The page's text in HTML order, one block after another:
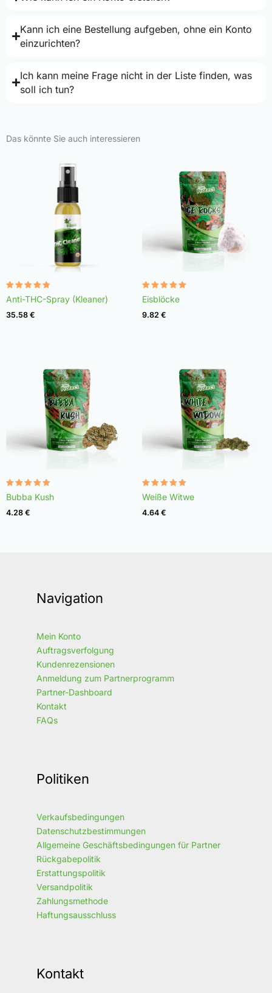
Kann ich eine Bestellung aufgeben, ohne ein Konto
einzurichten?
Ich kann meine Frage nicht in der Liste finden, was
soll ich tun?
Das könnte Sie auch interessieren
Bewertet
mit
4.75
von 5
Anti-THC-Spray (Kleaner)
35.58 €
Bewertet
mit
4.98
von 5
Eisblöcke
9.82 €
Bewertet
mit
4.96
von 5
Bubba Kush
4.28 €
Bewertet
mit
4.97
von 5
Weiße Witwe
4.64 €
Navigation
Mein Konto
Auftragsverfolgung
Kundenrezensionen
Anmeldung zum Partnerprogramm
Partner-Dashboard
Kontakt
FAQs
Politiken
Verkaufsbedingungen
Datenschutzbestimmungen
Allgemeine Geschäftsbedingungen für Partner
Rückgabepolitik
Erstattungspolitik
Versandpolitik
Zahlungsmethode
Haftungsausschluss
Kontakt